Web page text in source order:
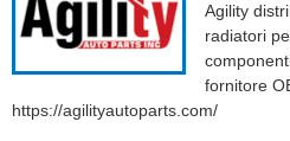
Agility
radiatori
fornitore
https://agilityautoparts.com/